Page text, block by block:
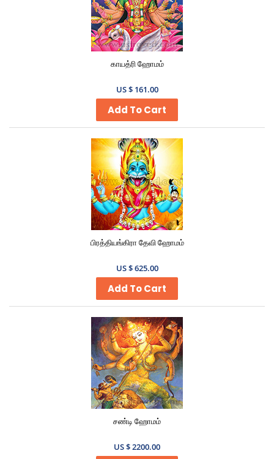
காயத்ரி ஹோமம்
US $ 161.00
Add To Cart
பிரத்தியங்கிரா தேவி ஹோமம்
US $ 625.00
Add To Cart
சண்டி ஹோமம்
US $ 2200.00